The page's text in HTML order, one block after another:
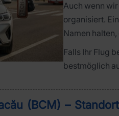
Auch wenn
organisiert.
Namen
Falls Ihr Flug
bestmöglich
(BCM) –